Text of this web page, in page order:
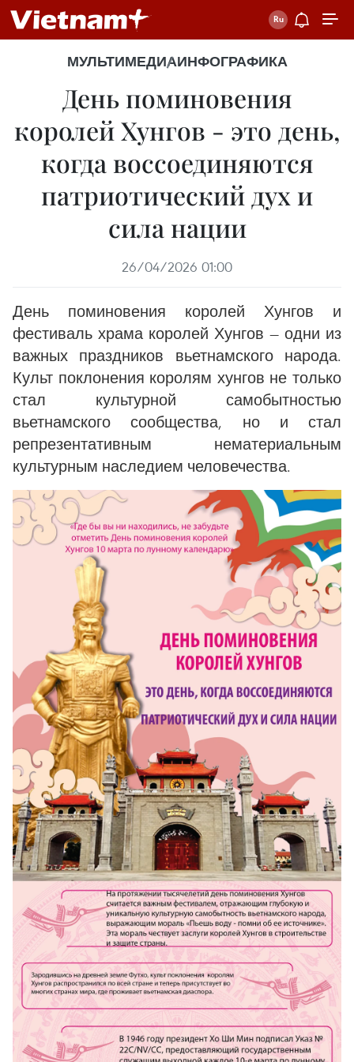
МУЛЬТИМЕДИАИНФОГРАФИКА
День поминовения
королей Хунгов - это день,
когда воссоединяются
патриотический дух и
сила нации
26/04/2026 01:00
День поминовения королей Хунгов и
фестиваль храма королей Хунгов — одни из
важных праздников вьетнамского народа.
Культ поклонения королям хунгов не только
стал культурной самобытностью
вьетнамского сообщества, но и стал
репрезентативным нематериальным
культурным наследием человечества.